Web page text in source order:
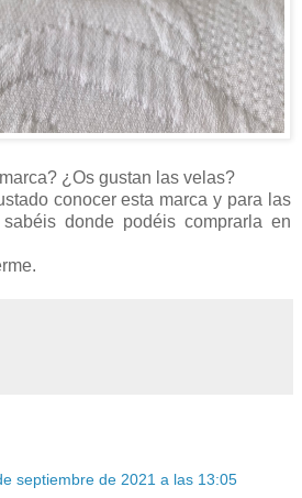
¿Os gustan las velas?
conocer esta marca y para las
donde podéis comprarla en
septiembre de 2021 a las 13:05